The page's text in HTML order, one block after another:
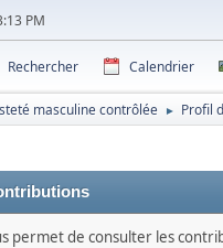
PM
Rechercher Calendrier
masculine contrôlée ► Profil
permet de consulter les